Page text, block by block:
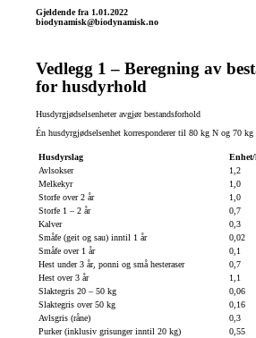
Gjeldende fra 1.01.2022
biodynamisk@biodynamisk.no
Vedlegg 1 – Beregning av
for husdyrhold
Husdyrgjødselsenheter avgjør bestandsforhold
Én husdyrgjødselsenhet korresponderer til 80 kg N og 70 kg
Husdyrslag
Avlsokser
1,2
Melkekyr
1,0
Storfe over 2 år
1,0
Storfe 1 – 2 år
0,7
Kalver
0,3
Småfe (geit og sau) inntil 1 år
0,02
Småfe over 1 år
0,1
Hest under 3 år, ponni og små hesteraser
0,7
Hest over 3 år
1,1
Slaktegris 20 – 50 kg
0,06
Slaktegris over 50 kg
0,16
Avlsgris (råne)
0,3
Purker (inklusiv grisunger inntil 20 kg)
0,55